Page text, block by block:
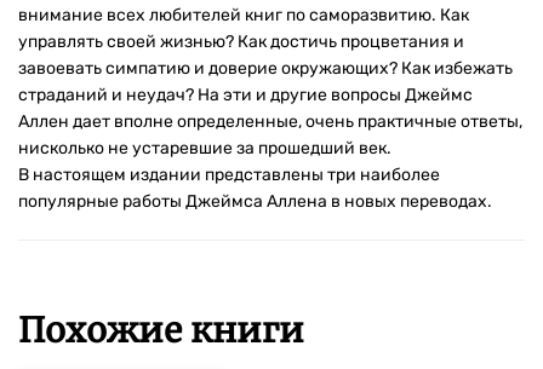
внимание всех любителей книг по саморазвитию. Как
управлять своей жизнью? Как достичь процветания и
завоевать симпатию и доверие окружающих? Как избежать
страданий и неудач? На эти и другие вопросы Джеймс
Аллен дает вполне определенные, очень практичные ответы,
нисколько не устаревшие за прошедший век.
В настоящем издании представлены три наиболее
популярные работы Джеймса Аллена в новых переводах.
Похожие книги